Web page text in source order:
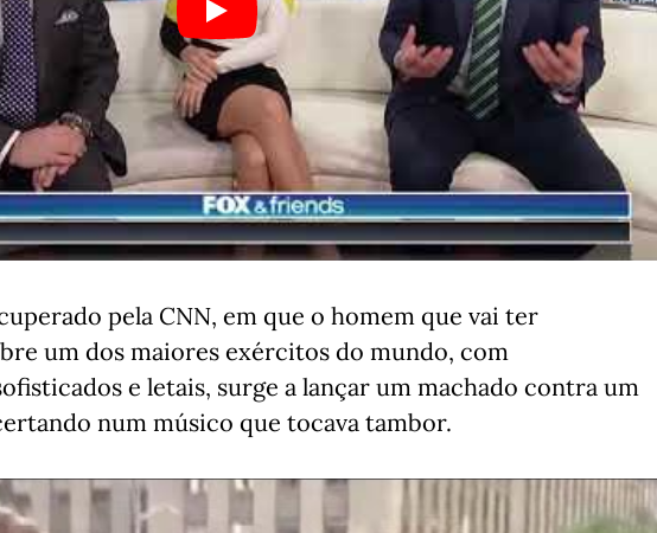
pela CNN, em que o homem que vai ter
um dos maiores exércitos do mundo, com
e letais, surge a lançar um machado contra um
num músico que tocava tambor.